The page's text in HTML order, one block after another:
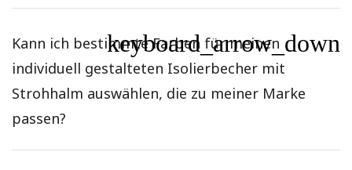
Kann ich bestimmte Farben für meinen
individuell gestalteten Isolierbecher mit
Strohhalm auswählen, die zu meiner Marke
passen?
keyboard_arrow_down